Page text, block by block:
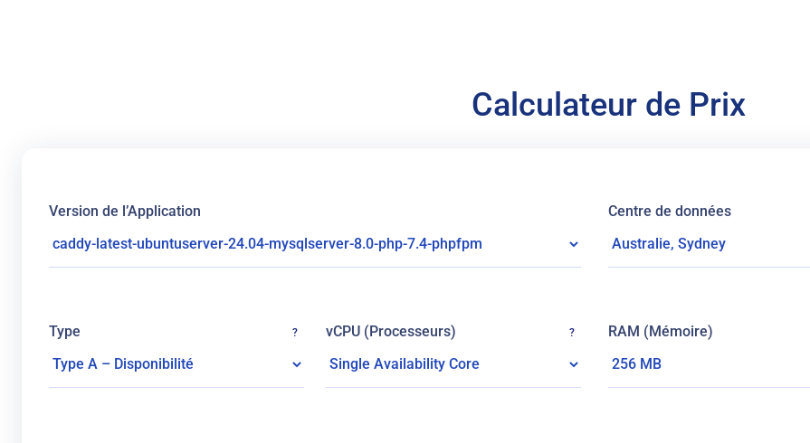
Calculateur de Prix
Version de l’Application
Type ? vCPU (Processeurs) ?
Centre de données
RAM (Mémoire)